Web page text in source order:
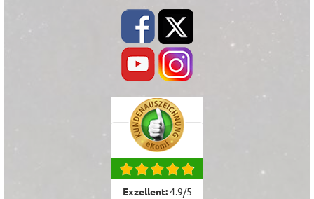
Exzellent:4.9/5